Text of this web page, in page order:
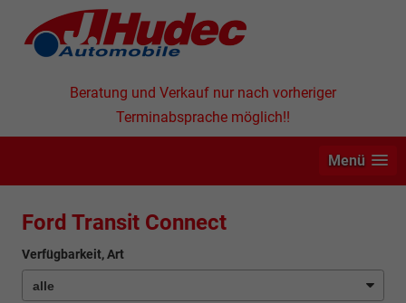
Beratung und Verkauf nur nach vorheriger
Terminabsprache möglich!!
Menü
Ford Transit Connect
Verfügbarkeit, Art